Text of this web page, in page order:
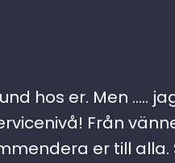
hos er. Men …..
Från
er till alla.